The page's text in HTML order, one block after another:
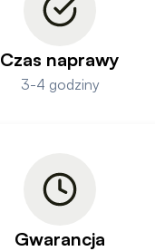
Czas naprawy
3-4 godziny
Gwarancja